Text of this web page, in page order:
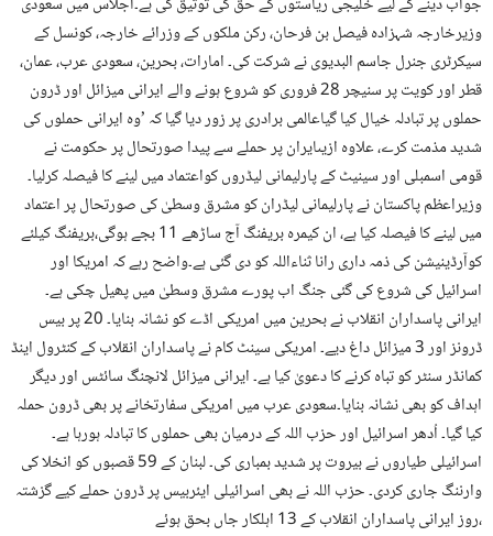
وزیرخارجہ شہزادہ فیصل بن فرحان، رکن ملکوں کے وزرائے خارجہ، کونسل کے
سیکرٹری جنرل جاسم البدیوی نے شرکت کی۔ امارات، بحرین، سعودی عرب، عمان،
قطر اور کویت پر سنیچر 28 فروری کو شروع ہونے والے ایرانی میزائل اور ڈرون
حملوں پر تبادلہ خیال کیا گیاعالمی برادری پر زور دیا گیا کہ ’وہ ایرانی حملوں کی
شدید مذمت کرے، علاوہ ازیںایران پر حملے سے پیدا صورتحال پر حکومت نے
قومی اسمبلی اور سینیٹ کے پارلیمانی لیڈروں کواعتماد میں لینے کا فیصلہ کرلیا۔
وزیراعظم پاکستان نے پارلیمانی لیڈران کو مشرق وسطیٰ کی صورتحال پر اعتماد
میں لینے کا فیصلہ کیا ہے، ان کیمرہ بریفنگ آج ساڑھے 11 بجے ہوگی،بریفنگ کیلئے
کوآرڈینیشن کی ذمہ داری رانا ثناءاللہ کو دی گئی ہے۔واضح رہے کہ امریکا اور
اسرائیل کی شروع کی گئی جنگ اب پورے مشرق وسطیٰ میں پھیل چکی ہے۔
ایرانی پاسداران انقلاب نے بحرین میں امریکی اڈے کو نشانہ بنایا۔ 20 پر بیس
ڈرونز اور 3 میزائل داغ دیے۔ امریکی سینٹ کام نے پاسداران انقلاب کے کنٹرول اینڈ
کمانڈر سنٹر کو تباہ کرنے کا دعویٰ کیا ہے۔ ایرانی میزائل لانچنگ سائٹس اور دیگر
اہداف کو بھی نشانہ بنایا۔سعودی عرب میں امریکی سفارتخانے پر بھی ڈرون حملہ
کیا گیا۔ اُدھر اسرائیل اور حزب اللہ کے درمیان بھی حملوں کا تبادلہ ہورہا ہے۔
اسرائیلی طیاروں نے بیروت پر شدید بمباری کی۔ لبنان کے 59 قصبوں کو انخلا کی
وارننگ جاری کردی۔ حزب اللہ نے بھی اسرائیلی ایئربیس پر ڈرون حملے کیے گزشتہ
روز ایرانی پاسداران انقلاب کے 13 اہلکار جاں بحق ہوئے،